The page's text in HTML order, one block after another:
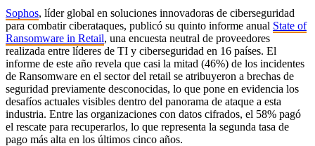
Sophos, líder global en soluciones innovadoras de ciberseguridad
para combatir ciberataques, publicó su quinto informe anual State of
Ransomware in Retail, una encuesta neutral de proveedores
realizada entre líderes de TI y ciberseguridad en 16 países. El
informe de este año revela que casi la mitad (46%) de los incidentes
de Ransomware en el sector del retail se atribuyeron a brechas de
seguridad previamente desconocidas, lo que pone en evidencia los
desafíos actuales visibles dentro del panorama de ataque a esta
industria. Entre las organizaciones con datos cifrados, el 58% pagó
el rescate para recuperarlos, lo que representa la segunda tasa de
pago más alta en los últimos cinco años.